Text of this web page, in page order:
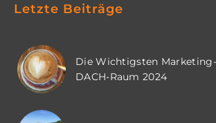
Letzte Beiträge
Die Wichtigsten
DACH-Raum 2024